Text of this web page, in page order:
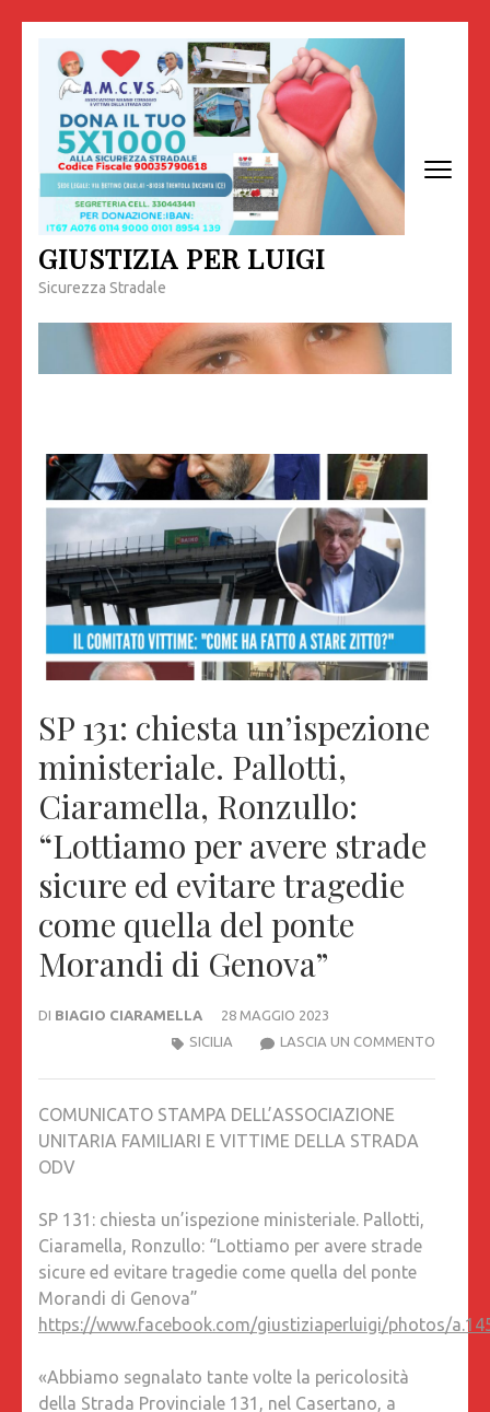
contenuto
(premi
invio)
GIUSTIZIA PER LUIGI
Sicurezza Stradale
SP 131: chiesta un’ispezione
ministeriale. Pallotti,
Ciaramella, Ronzullo:
“Lottiamo per avere strade
sicure ed evitare tragedie
come quella del ponte
Morandi di Genova”
DI BIAGIO CIARAMELLA
28 MAGGIO 2023
LASCIA UN COMMENTO
STRADE
SICILIA
COMUNICATO STAMPA DELL’ASSOCIAZIONE
UNITARIA FAMILIARI E VITTIME DELLA STRADA
ODV
SP 131: chiesta un’ispezione ministeriale. Pallotti,
Ciaramella, Ronzullo: “Lottiamo per avere strade
sicure ed evitare tragedie come quella del ponte
Morandi di Genova”
https://www.facebook.com/giustiziaperluigi/photos/
«Abbiamo segnalato tante volte la pericolosità
della Strada Provinciale 131, nel Casertano, a